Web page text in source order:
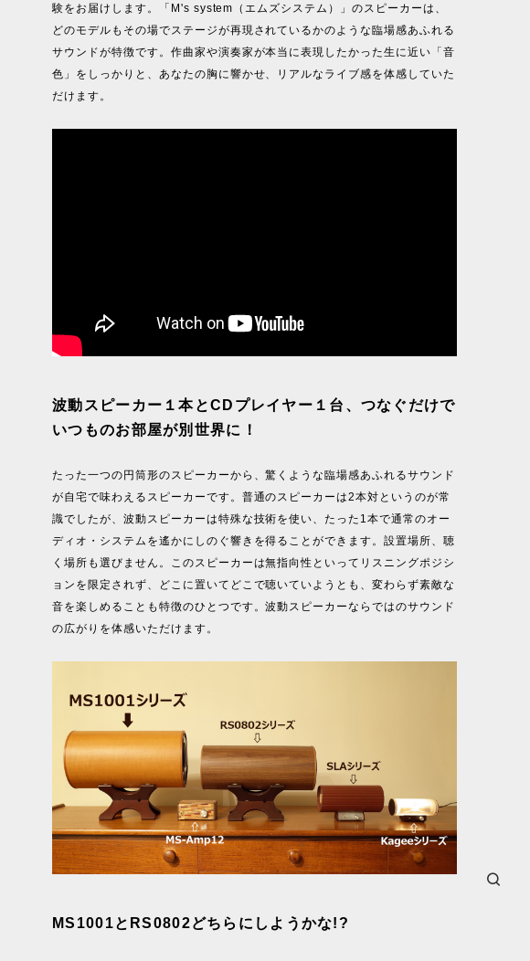
験をお届けします。「M's system（エムズシステム）」のスピーカーは、
どのモデルもその場でステージが再現されているかのような臨場感あふれる
サウンドが特徴です。作曲家や演奏家が本当に表現したかった生に近い「音
色」をしっかりと、あなたの胸に響かせ、リアルなライブ感を体感していた
だけます。
波動スピーカー１本とCDプレイヤー１台、つなぐだけで
いつものお部屋が別世界に！
たった一つの円筒形のスピーカーから、驚くような臨場感あふれるサウンド
が自宅で味わえるスピーカーです。普通のスピーカーは2本対というのが常
識でしたが、波動スピーカーは特殊な技術を使い、たった1本で通常のオー
ディオ・システムを遙かにしのぐ響きを得ることができます。設置場所、聴
く場所も選びません。このスピーカーは無指向性といってリスニングポジシ
ョンを限定されず、どこに置いてどこで聴いていようとも、変わらず素敵な
音を楽しめることも特徴のひとつです。波動スピーカーならではのサウンド
の広がりを体感いただけます。
MS1001とRS0802どちらにしようかな!?